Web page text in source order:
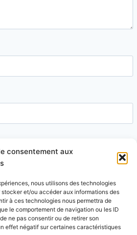
consentement aux
nous utilisons des technologies
et/ou accéder aux informations des
à ces technologies nous permettra de
le comportement de navigation ou les ID
ne pas consentir ou de retirer son
effet négatif sur certaines caractéristiques
pour réduire les indésirables.